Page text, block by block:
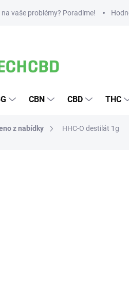
vaše problémy? Poradíme!
CBN CBD THC
z nabídky HHC-O destilát 1g